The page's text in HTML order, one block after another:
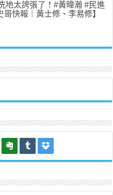
地太誇張了！#黃暐瀚 #民進
哥快報｜黃士修、李易修】